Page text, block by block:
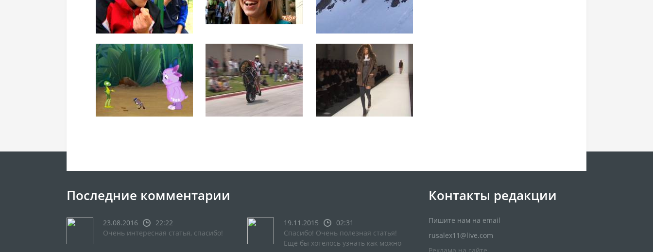
Последние комментарии
23.08.2016
22:22
Очень интересная статья, спасибо!
19.11.2015
02:31
Спасибо! Очень полезная статья!
Ещё бы хотелось узнать как можно
Контакты редакции
Пишите нам на email
rusalex11@live.com